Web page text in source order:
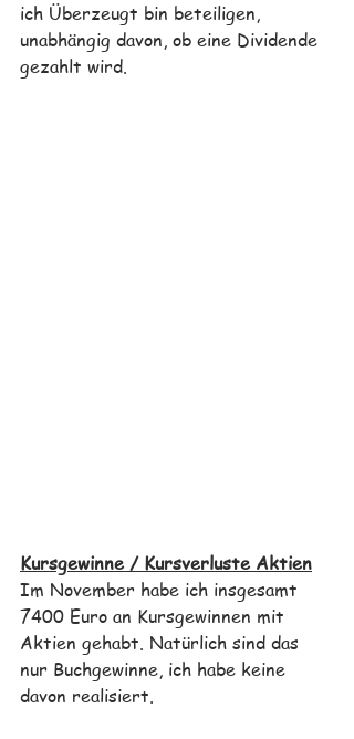
ich Überzeugt bin beteiligen,
unabhängig davon, ob eine Dividende
gezahlt wird.
Kursgewinne / Kursverluste Aktien
Im November habe ich insgesamt
7400 Euro an Kursgewinnen mit
Aktien gehabt. Natürlich sind das
nur Buchgewinne, ich habe keine
davon realisiert.